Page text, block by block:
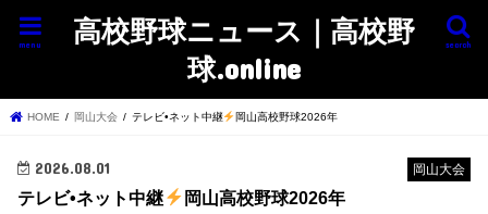
高校野球ニュース｜高校野
球.online
search
menu
HOME 岡山大会 テレビ•ネット中継 岡山高校野球2026年
岡山大会
2026.08.01
テレビ•ネット中継 岡山高校野球2026年